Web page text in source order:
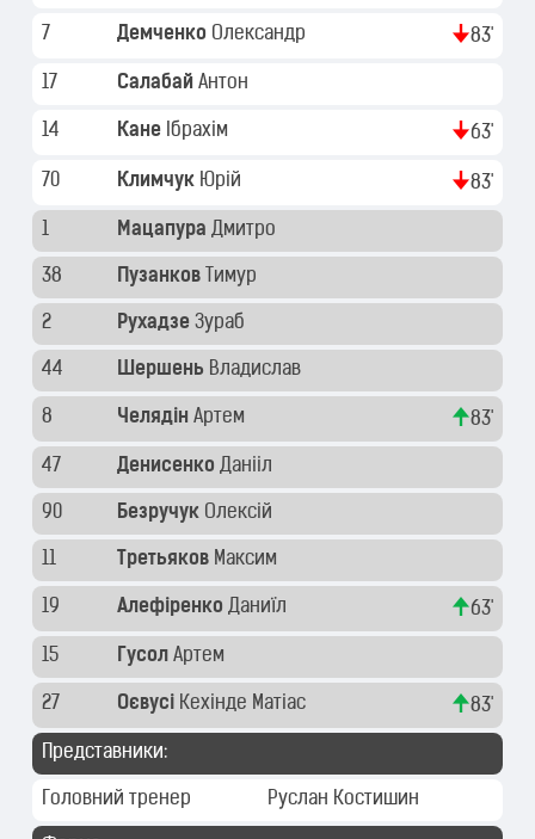
7 Демченко Олександр 83'
17 Салабай Антон
14 Кане Ібрахім 63'
70 Климчук Юрій 83'
1 Мацапура Дмитро
38 Пузанков Тимур
2 Рухадзе Зураб
44 Шершень Владислав
8 Челядін Артем 83'
47 Денисенко Данііл
90 Безручук Олексій
11 Третьяков Максим
19 Алефіренко Даниїл 63'
15 Гусол Артем
27 Оєвусі Кехінде Матіас 83'
Представники:
Головний тренер Руслан Костишин